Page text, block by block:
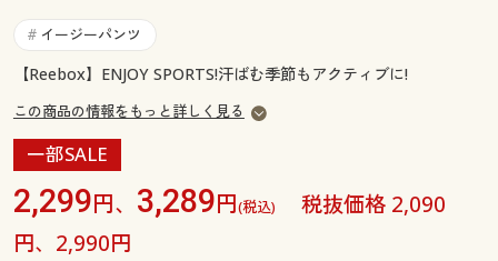
サポート
ご利用ガイド
よくある質問とお問い合わせ
よくある質問とお問い合わせ
# イージーパンツ
【Reebox】ENJOY SPORTS!汗ばむ季節もアクティブに!
この商品の情報をもっと詳しく見る
一部SALE
2,299円、 3,289円(税込)
税抜価格 2,090
円、2,990円